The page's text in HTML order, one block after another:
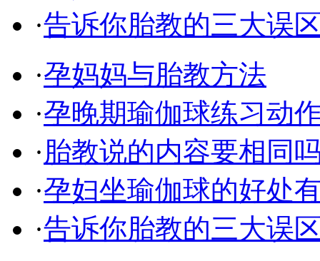
·告诉你胎教的三大误
·孕妈妈与胎教方法
·孕晚期瑜伽球练习动
·胎教说的内容要相同
·孕妇坐瑜伽球的好处
·告诉你胎教的三大误